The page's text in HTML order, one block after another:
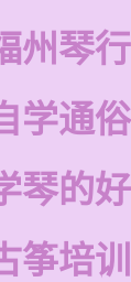
州琴
学通
琴的
筝培